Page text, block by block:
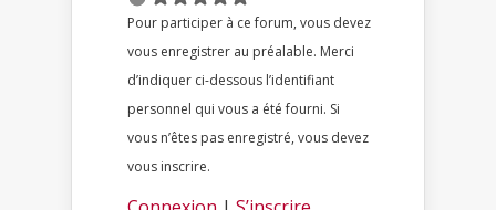
Pour participer à ce forum, vous devez
vous enregistrer au préalable. Merci
d’indiquer ci-dessous l’identifiant
personnel qui vous a été fourni. Si
vous n’êtes pas enregistré, vous devez
vous inscrire.